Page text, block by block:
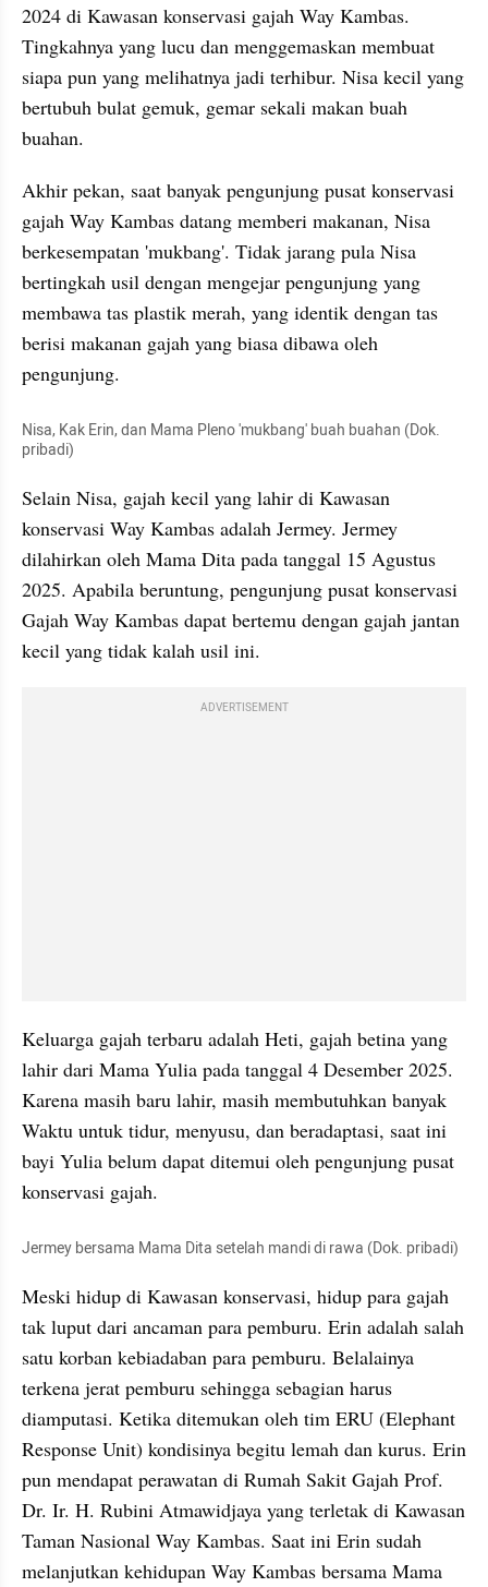
2024 di Kawasan konservasi gajah Way Kambas.
Tingkahnya yang lucu dan menggemaskan membuat
siapa pun yang melihatnya jadi terhibur. Nisa kecil yang
bertubuh bulat gemuk, gemar sekali makan buah
buahan.
Akhir pekan, saat banyak pengunjung pusat konservasi
gajah Way Kambas datang memberi makanan, Nisa
berkesempatan 'mukbang'. Tidak jarang pula Nisa
bertingkah usil dengan mengejar pengunjung yang
membawa tas plastik merah, yang identik dengan tas
berisi makanan gajah yang biasa dibawa oleh
pengunjung.
Nisa, Kak Erin, dan Mama Pleno 'mukbang' buah buahan (Dok.
pribadi)
Selain Nisa, gajah kecil yang lahir di Kawasan
konservasi Way Kambas adalah Jermey. Jermey
dilahirkan oleh Mama Dita pada tanggal 15 Agustus
2025. Apabila beruntung, pengunjung pusat konservasi
Gajah Way Kambas dapat bertemu dengan gajah jantan
kecil yang tidak kalah usil ini.
ADVERTISEMENT
Keluarga gajah terbaru adalah Heti, gajah betina yang
lahir dari Mama Yulia pada tanggal 4 Desember 2025.
Karena masih baru lahir, masih membutuhkan banyak
Waktu untuk tidur, menyusu, dan beradaptasi, saat ini
bayi Yulia belum dapat ditemui oleh pengunjung pusat
konservasi gajah.
Jermey bersama Mama Dita setelah mandi di rawa (Dok. pribadi)
Meski hidup di Kawasan konservasi, hidup para gajah
tak luput dari ancaman para pemburu. Erin adalah salah
satu korban kebiadaban para pemburu. Belalainya
terkena jerat pemburu sehingga sebagian harus
diamputasi. Ketika ditemukan oleh tim ERU (Elephant
Response Unit) kondisinya begitu lemah dan kurus. Erin
pun mendapat perawatan di Rumah Sakit Gajah Prof.
Dr. Ir. H. Rubini Atmawidjaya yang terletak di Kawasan
Taman Nasional Way Kambas. Saat ini Erin sudah
melanjutkan kehidupan Way Kambas bersama Mama